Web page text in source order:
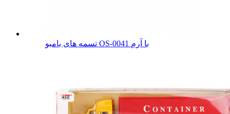
تسمه های بامبو OS-0041 با آرم